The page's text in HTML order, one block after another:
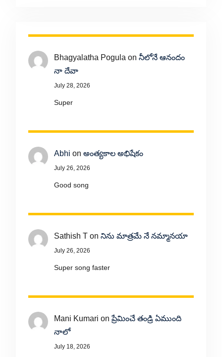
Bhagyalatha Pogula on నీలోనే ఆనందం
నా దేవా
July 28, 2026
Super
Abhi on అంత్యకాల అభిషేకం
July 26, 2026
Good song
Sathish Ton నిను మాత్రమే నే నమ్మానయా
July 26, 2026
Super song faster
Mani Kumari onప్రేమించే తండ్రి ఏముంది
నాలో
July 18, 2026